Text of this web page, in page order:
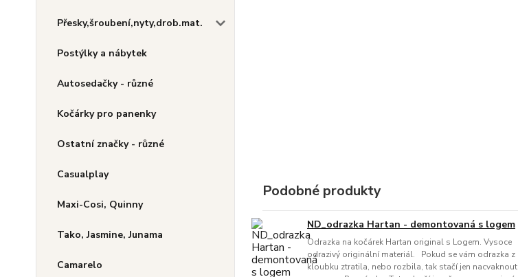
Přesky,šroubení,nyty,drob.mat.
Postýlky a nábytek
Autosedačky - různé
Kočárky pro panenky
Ostatní značky - různé
Casualplay
Maxi-Cosi, Quinny
Tako, Jasmine, Junama
Camarelo
Podobné produkty
ND_odrazka Hartan - demontovaná s logem
Odrazka na kočárek Hartan original s Logem. Vysoce
odrazivý originální materiál. Pokud se vám odrazka z
kloubku ztratila, nebo rozbila, tak stačí jen nacvaknout